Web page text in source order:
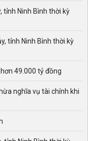
tỉnh Ninh Bình thời kỳ
tỉnh Ninh Bình thời kỳ
49.000 tỷ đồng
nghĩa vụ tài chính khi